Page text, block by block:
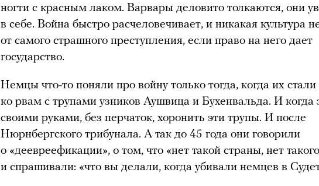
ногти с красным лаком. Варвары деловито толкаются, они
в себе. Война быстро расчеловечивает, и никакая культура
от самого страшного преступления, если право на него дает
государство.
Немцы что-то поняли про войну только тогда, когда их стали
ко рвам с трупами узников Аушвица и Бухенвальда. И когда
своими руками, без перчаток, хоронить эти трупы. И после
Нюрнбергского трибунала. А так до 45 года они говорили
о «деевреефикации», о том, что «нет такой страны, нет
и спрашивали: «что вы делали, когда убивали немцев в